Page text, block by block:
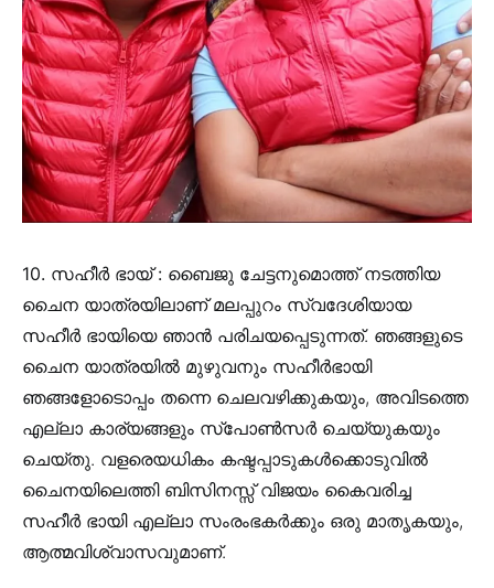
10. സഹീർ ഭായ് : ബൈജു ചേട്ടനുമൊത്ത് നടത്തിയ
ചൈന യാത്രയിലാണ് മലപ്പുറം സ്വദേശിയായ
സഹീർ ഭായിയെ ഞാൻ പരിചയപ്പെടുന്നത്. ഞങ്ങളുടെ
ചൈന യാത്രയിൽ മുഴുവനും സഹീർഭായി
ഞങ്ങളോടൊപ്പം തന്നെ ചെലവഴിക്കുകയും, അവിടത്തെ
എല്ലാ കാര്യങ്ങളും സ്പോൺസർ ചെയ്യുകയും
ചെയ്തു. വളരെയധികം കഷ്ടപ്പാടുകൾക്കൊടുവിൽ
ചൈനയിലെത്തി ബിസിനസ്സ് വിജയം കൈവരിച്ച
സഹീർ ഭായി എല്ലാ സംരംഭകർക്കും ഒരു മാതൃകയും,
ആത്മവിശ്വാസവുമാണ്.